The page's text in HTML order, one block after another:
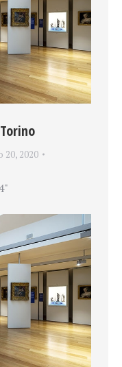
20, 2020